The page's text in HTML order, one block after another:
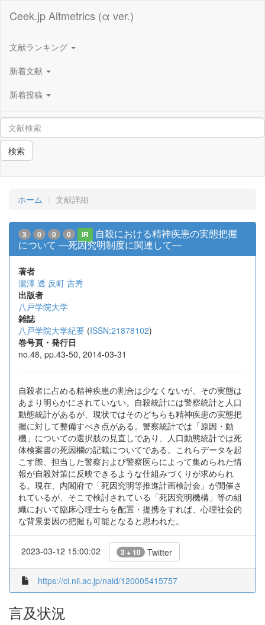
Ceek.jp Altmetrics (α ver.)
文献ランキング
新着文献
新着投稿
検索
ホーム 文献詳細
3 0 0 0 IR
自殺における精神疾患の実態把握
について ―死因究明制度に関連して―
著者
瀧澤 透 反町 吉秀
出版者
八戸学院大学
雑誌
八戸学院大学紀要 (ISSN:21878102)
巻号頁・発行日
no.48, pp.43-50, 2014-03-31
自殺者に占める精神疾患の割合は少なくないが、その実態は
あまり明らかにされていない。自殺統計には警察統計と人口
動態統計があるが、現状ではそのどちらも精神疾患の実態把
握に対して整備すべき点がある。警察統計では「原因・動
機」についての選択肢の見直しであり、人口動態統計では死
体検案書の死因欄の記載についてである。これらデータを起
こす際、担当した警察および警察医らによって集められた情
報が自殺対策に反映できるような仕組みづくりが求められ
る。現在、内閣府で「死因究明等推進計画検討会」が開催さ
れているが、そこで検討されている「死因究明機構」等の組
織において臨床心理士らを配置・提携をすれば、心理社会的
な背景要因の把握も可能となると思われた。
2023-03-12 15:00:02 3 + 10 Twitter
https://ci.nii.ac.jp/naid/120005415757
言及状況